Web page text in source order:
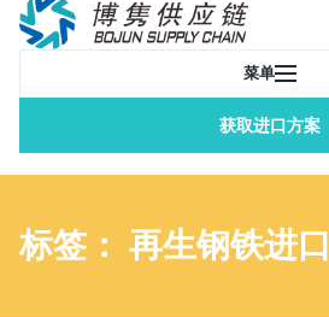
获取进口方案
菜单
标签： 再生钢铁进口